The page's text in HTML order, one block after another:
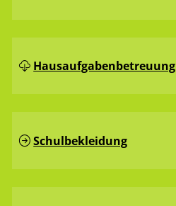
Hausaufgaben­betreuung
Schulbekleidung